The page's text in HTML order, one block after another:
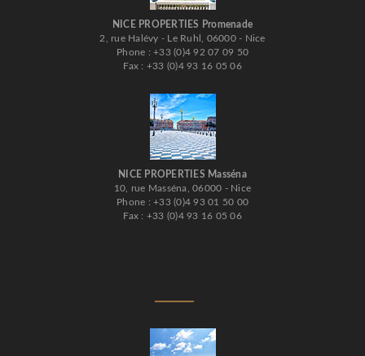
NICE PROPERTIES Promenade
2, rue Halévy - Le Ruhl, 06000 - Nice
Phone : +33 (0)4 92 07 09 50
Fax : +33 (0)4 93 16 05 06
NICE PROPERTIES Masséna
10, rue Masséna, 06000 - Nice
Phone : +33 (0)4 93 01 50 00
Fax : +33 (0)4 93 16 05 06